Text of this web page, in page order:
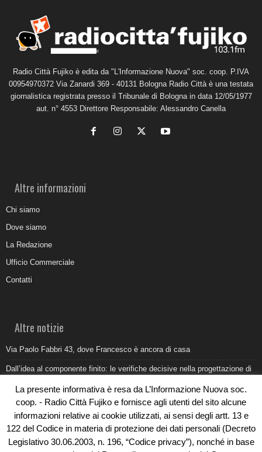
Radio Città Fujiko è edita da "L'Informazione Nuova" soc. coop. P.IVA
00954970372 Via Zanardi 369 - 40131 Bologna Radio Città è una testata
giornalistica registrata presso il Tribunale di Bologna in data 12/05/1977
aut. n° 4553 Direttore Responsabile: Alessandro Canella
Altre informazioni
Chi siamo
Dove siamo
La Redazione
Ufficio Commerciale
Contatti
Altre notizie
Via Paolo Fabbri 43, dove Francesco è ancora di casa
Dall’idea al componente finito: le verifiche decisive nella progettazione di
Belvedere Marittimo e il report ARPACAL 2026 sulla qualità del mare
Come organizzare e allestire una camera ardente per l’ultimo saluto
Umidità di risalita in casa, come riconoscere i segnali veri
La presente informativa è resa da L’Informazione Nuova soc.
coop. - Radio Città Fujiko e fornisce agli utenti del sito alcune
informazioni relative ai cookie utilizzati, ai sensi degli artt. 13 e
122 del Codice in materia di protezione dei dati personali (Decreto
Legislativo 30.06.2003, n. 196, “Codice privacy”), nonché in base